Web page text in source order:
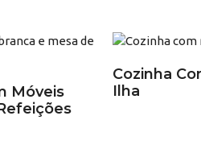
Móveis
Cozinha
Ilha